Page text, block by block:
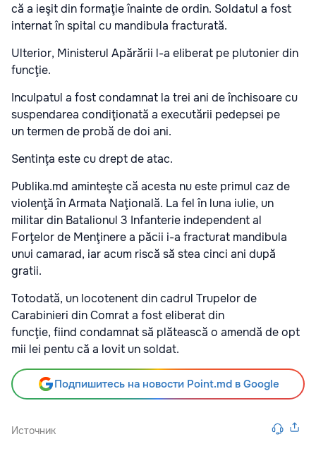
că a ieşit din formaţie înainte de ordin. Soldatul a fost
internat în spital cu mandibula fracturată.
Ulterior, Ministerul Apărării l-a eliberat pe plutonier din
funcţie.
Inculpatul a fost condamnat la trei ani de închisoare cu
suspendarea condiţionată a executării pedepsei pe
un termen de probă de doi ani.
Sentinţa este cu drept de atac.
Publika.md aminteşte că acesta nu este primul caz de
violenţă în Armata Naţională. La fel în luna iulie, un
militar din Batalionul 3 Infanterie independent al
Forţelor de Menţinere a păcii i-a fracturat mandibula
unui camarad, iar acum riscă să stea cinci ani după
gratii.
Totodată, un locotenent din cadrul Trupelor de
Carabinieri din Comrat a fost eliberat din
funcţie, fiind condamnat să plătească o amendă de opt
mii lei pentu că a lovit un soldat.
Подпишитесь на новости Point.md в Google
Источник